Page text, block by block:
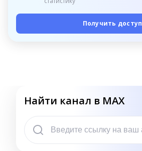
Получить доступ
Найти канал в MAX